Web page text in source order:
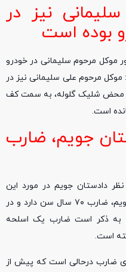
نیز در
بوده است
موکل مرحوم سلیمانی در خودرو
موکل مرحوم علی سلیمانی نیز در
محض شلیک گلوله، به سمت کف
است.
جویم، ضارب
دادستان جویم در مورد این
حادثه گفت: براساس اعلام دادستان جویم، ضارب ۷۰ سال سن دارد و در
به ذکر است ضارب یک اسلحه
است.
ضارب درحالی است که پیش از